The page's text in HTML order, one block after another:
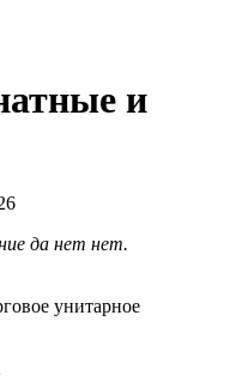
и
да нет нет.
унитарное